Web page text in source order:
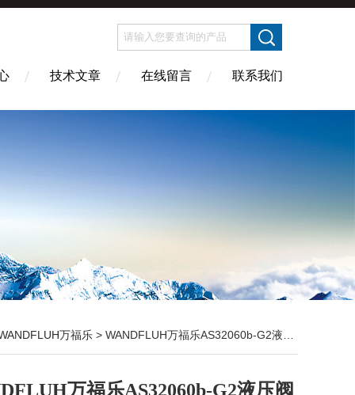
技术文章 在线留言 联系我们
万福乐 > WANDFLUH万福乐AS32060b-G2液压阀
万福乐AS32060b-G2液压阀